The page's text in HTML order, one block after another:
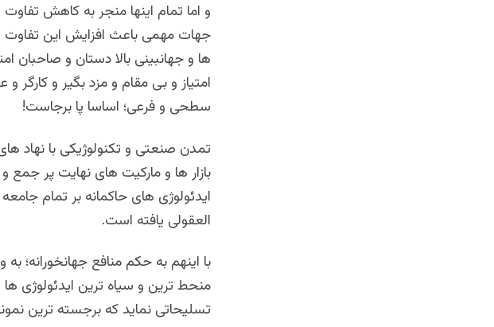
و اما تمام اینها منجر به کاهش
جهات مهمی باعث افزایش این تفاوت
ها و جهانبینی بالا دستان و صاحبان
امتیاز و بی مقام و مزد بگیر و
سطحی و فرعی؛ اساسا پا برجاست!
تمدن صنعتی و تکنولوژیکی با نهاد
بازار ها و مارکیت های نهایت پر جمع
ایدئولوژی های حاکمانه بر تمام
العقولی یافته است.
با اینهم به حکم منافع جهانخورانه؛
منحط ترین و سیاه ترین ایدئولوژی
تسلیحاتی نماید که برجسته ترین